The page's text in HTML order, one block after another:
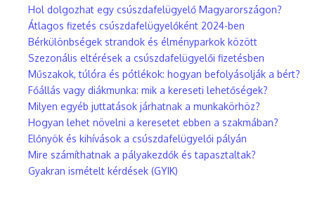
Hol dolgozhat egy csúszdafelügyelő Magyarországon?
Átlagos fizetés csúszdafelügyelőként 2024-ben
Bérkülönbségek strandok és élményparkok között
Szezonális eltérések a csúszdafelügyelői fizetésben
Műszakok, túlóra és pótlékok: hogyan befolyásolják a bért?
Főállás vagy diákmunka: mik a kereseti lehetőségek?
Milyen egyéb juttatások járhatnak a munkakörhöz?
Hogyan lehet növelni a keresetet ebben a szakmában?
Előnyök és kihívások a csúszdafelügyelői pályán
Mire számíthatnak a pályakezdők és tapasztaltak?
Gyakran ismételt kérdések (GYIK)